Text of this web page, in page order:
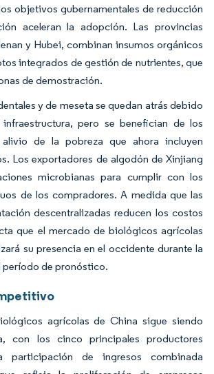
objetivos gubernamentales de reducción
aceleran la adopción. Las provincias
y Hubei, combinan insumos orgánicos
integrados de gestión de nutrientes, que
de demostración.
y de meseta se quedan atrás debido
pero se benefician de los
alivio de la pobreza que ahora incluyen
Los exportadores de algodón de Xinjiang
microbianas para cumplir con los
de los compradores. A medida que las
descentralizadas reducen los costos
que el mercado de biológicos agrícolas
su presencia en el occidente durante la
período de pronóstico.
agrícolas de China sigue siendo
con los cinco principales productores
participación de ingresos combinada